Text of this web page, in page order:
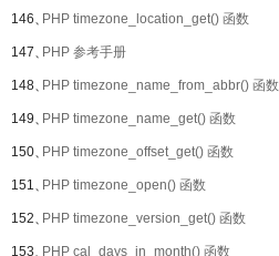
146、PHP timezone_location_get() 函数
147、PHP 参考手册
148、PHP timezone_name_from_abbr() 函数
149、PHP timezone_name_get() 函数
150、PHP timezone_offset_get() 函数
151、PHP timezone_open() 函数
152、PHP timezone_version_get() 函数
153、PHP cal_days_in_month() 函数